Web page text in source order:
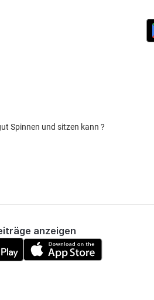
Spinnen und sitzen kann ?
anzeigen